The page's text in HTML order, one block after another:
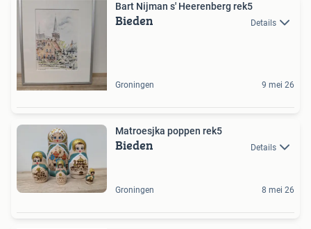
Bart Nijman s' Heerenberg rek5
Bieden Details
Groningen 9 mei 26
Matroesjka poppen rek5
Bieden Details
Groningen 8 mei 26